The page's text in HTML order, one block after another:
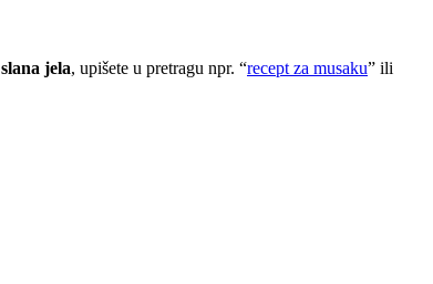
slana jela, upišete u pretragu npr. “recept za musaku” ili